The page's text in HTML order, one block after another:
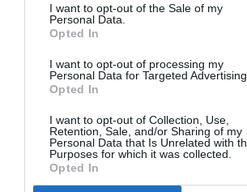
I want to opt-out of the Sale of my
Personal Data.
Opted In
I want to opt-out of processing my
Personal Data for Targeted Advertising.
Opted In
I want to opt-out of Collection, Use,
Retention, Sale, and/or Sharing of my
Personal Data that Is Unrelated with
Purposes for which it was collected.
Opted In
TFFRYYZa commenté l'article :
aérien vers l’Amérique latine